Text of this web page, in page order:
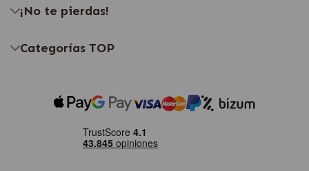
¡No te pierdas!
Categorías TOP